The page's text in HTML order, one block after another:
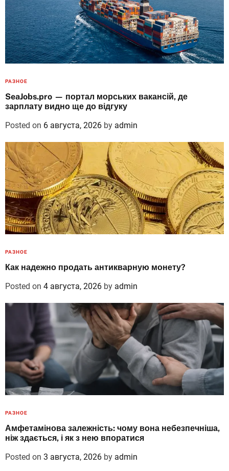
РАЗНОЕ
SeaJobs.pro — портал морських вакансій, де
зарплату видно ще до відгуку
Posted on 6 августа, 2026 by admin
РАЗНОЕ
Как надежно продать антикварную монету?
Posted on 4 августа, 2026 by admin
РАЗНОЕ
Амфетамінова залежність: чому вона небезпечніша,
ніж здається, і як з нею впоратися
Posted on 3 августа, 2026 by admin